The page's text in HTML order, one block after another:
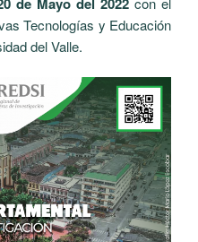
Tecnologías y Educación
del Valle.